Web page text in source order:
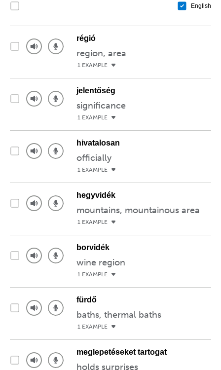
English
régió
region, area
1 EXAMPLE
jelentőség
significance
1 EXAMPLE
hivatalosan
officially
1 EXAMPLE
hegyvidék
mountains, mountainous area
1 EXAMPLE
borvidék
wine region
1 EXAMPLE
fürdő
baths, thermal baths
1 EXAMPLE
meglepetéseket tartogat
holds surprises